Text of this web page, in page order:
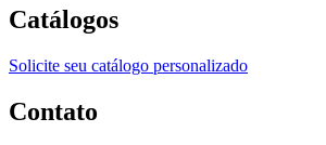
Catálogos
Solicite seu catálogo personalizado
Contato